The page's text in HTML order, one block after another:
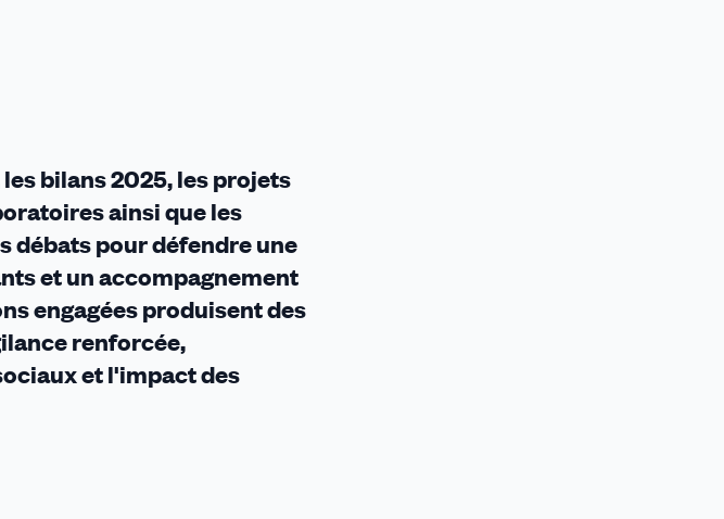
bilans 2025, les projets
ainsi que les
débats pour défendre une
et un accompagnement
engagées produisent des
renforcée,
et l'impact des